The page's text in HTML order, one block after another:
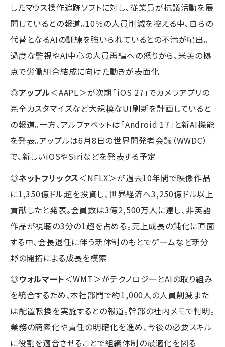
したマウス操作追跡ソフトに対し、従業員が抗議活動を展
開しているとの報道。10％の人員削減を控える中、自らの
代替となるAIの訓練を強いられているとの不満が噴出。
過度な監視やAI中心の人員再編への怒りから、米英の拠
点で労働組合結成に向けた動きが表面化
◎アップル＜AAPL＞が次期「iOS 27」でカメラアプリの
完全カスタマイズなど大規模なUI刷新を計画していると
の報道。一方、アルファベットは「Android 17」と新AI機能
を発表。アップルは6月8日の世界開発者会議（WWDC）
で、新しいiOSやSiriなどを発表する予定
◎ネットフリックス＜NFLX＞が過去10年間で映像作品
に1,350億ドル超を投資し、世界経済へ3,250億ドル以上
貢献したと発表。会員数は3億2,500万人に達し、非英語
作品が視聴の3分の1超を占める。売上成長の鈍化に直面
する中、会長退任に伴う新体制のもとでゲームなど新分
野の開拓による成長を模索
◎ウォルマート＜WMT＞がテクノロジーとAIの取り組み
を統合するため、本社部門で約1,000人の人員削減また
は配置転換を実施するとの報道。幹部の社内メモで判明。
業務の簡素化や責任の明確化を進め、今後の必要スキル
に役割を適合させることで組織体制の最適化を図る